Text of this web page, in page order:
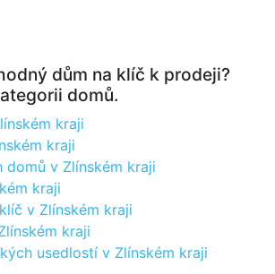
dům na klíč k prodeji?
domů.
kraji
kraji
domů v Zlínském kraji
kraji
v Zlínském kraji
kraji
usedlostí v Zlínském kraji